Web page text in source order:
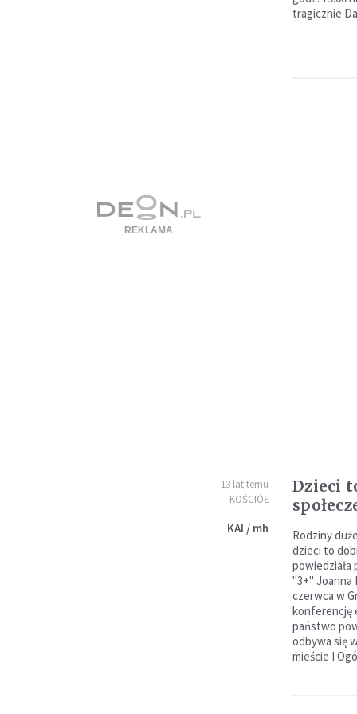
tragicznie
13 lat temu
KOŚCIÓŁ
KAI / mh
Dzieci
Rodziny
dzieci to
powiedziała
"3+" Joanna
czerwca w
konferencję
państwo
odbywa się
mieście I